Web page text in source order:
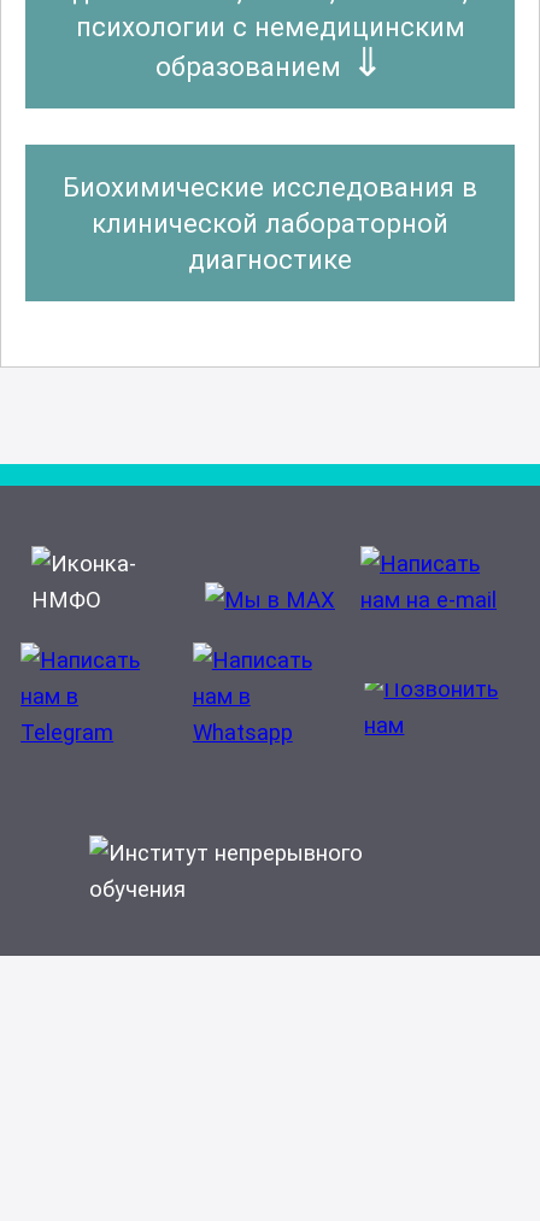
психологии с немедицинским
образованием
Биохимические исследования в
клинической лабораторной
диагностике